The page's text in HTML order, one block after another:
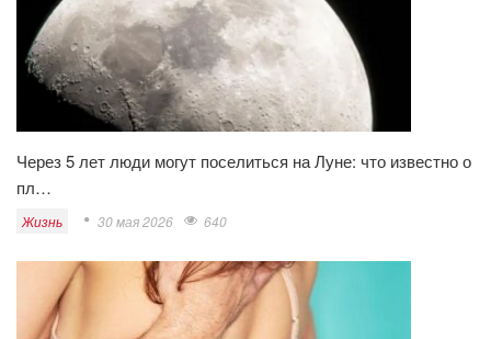
Через 5 лет люди могут поселиться на Луне: что известно о
пл…
Жизнь 30 мая 2026 640